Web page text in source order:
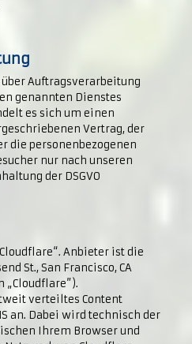
Auftragsverarbeitung
genannten Dienstes
es sich um einen
Vertrag, der
die personenbezogenen
nur nach unseren
der DSGVO
Anbieter ist die
St., San Francisco, CA
„Cloudflare”).
verteiltes Content
an. Dabei wird technisch der
Ihrem Browser und